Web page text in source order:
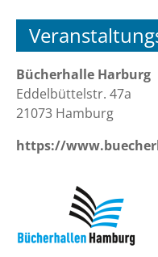
Bücherhalle Harburg
Eddelbüttelstr. 47a
21073 Hamburg
https://